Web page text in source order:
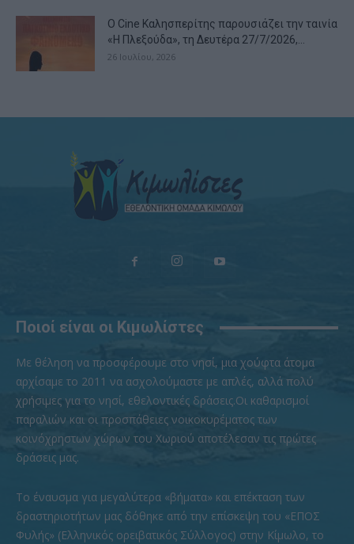
Ο Cine Καλησπερίτης παρουσιάζει την ταινία
«Η Πλεξούδα», τη Δευτέρα 27/7/2026,...
26 Ιουλίου, 2026
Ποιοί είναι οι Κιμωλίστες
Με θέληση να προσφέρουμε στο νησί, μια χούφτα άτομα
αρχίσαμε το 2011 να ασχολούμαστε με απλές, αλλά πολύ
χρήσιμες για το νησί, εθελοντικές δράσεις.Οι καθαρισμοί
παραλιών και οι προσπάθειες νοικοκυρέματος των
κοινόχρηστων χώρων του Χωριού αποτέλεσαν τις πρώτες
δράσεις μας.
To έναυσμα για μεγαλύτερα «βήματα» και επέκταση των
δραστηριοτήτων μας δόθηκε από την επίσκεψη του «ΕΠΟΣ
Φυλής» (Ελληνικός ορειβατικός Σύλλογος) στην Κίμωλο, το